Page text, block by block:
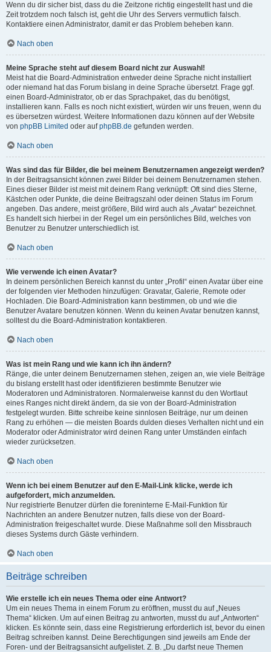
Wenn du dir sicher bist, dass du die Zeitzone richtig eingestellt hast und die
Zeit trotzdem noch falsch ist, geht die Uhr des Servers vermutlich falsch.
Kontaktiere einen Administrator, damit er das Problem beheben kann.
Nach oben
Meine Sprache steht auf diesem Board nicht zur Auswahl!
Meist hat die Board-Administration entweder deine Sprache nicht installiert
oder niemand hat das Forum bislang in deine Sprache übersetzt. Frage ggf.
einen Board-Administrator, ob er das Sprachpaket, das du benötigst,
installieren kann. Falls es noch nicht existiert, würden wir uns freuen, wenn du
es übersetzen würdest. Weitere Informationen dazu können auf der Website
von phpBB Limited oder aufphpBB.de gefunden werden.
Nach oben
Was sind das für Bilder, die bei meinem Benutzernamen angezeigt werden?
In der Beitragsansicht können zwei Bilder bei deinem Benutzernamen stehen.
Eines dieser Bilder ist meist mit deinem Rang verknüpft: Oft sind dies Sterne,
Kästchen oder Punkte, die deine Beitragszahl oder deinen Status im Forum
angeben. Das andere, meist größere, Bild wird auch als „Avatar“ bezeichnet.
Es handelt sich hierbei in der Regel um ein persönliches Bild, welches von
Benutzer zu Benutzer unterschiedlich ist.
Nach oben
Wie verwende ich einen Avatar?
In deinem persönlichen Bereich kannst du unter „Profil“ einen Avatar über eine
der folgenden vier Methoden hinzufügen: Gravatar, Galerie, Remote oder
Hochladen. Die Board-Administration kann bestimmen, ob und wie die
Benutzer Avatare benutzen können. Wenn du keinen Avatar benutzen kannst,
solltest du die Board-Administration kontaktieren.
Nach oben
Was ist mein Rang und wie kann ich ihn ändern?
Ränge, die unter deinem Benutzernamen stehen, zeigen an, wie viele Beiträge
du bislang erstellt hast oder identifizieren bestimmte Benutzer wie
Moderatoren und Administratoren. Normalerweise kannst du den Wortlaut
eines Ranges nicht direkt ändern, da sie von der Board-Administration
festgelegt wurden. Bitte schreibe keine sinnlosen Beiträge, nur um deinen
Rang zu erhöhen — die meisten Boards dulden dieses Verhalten nicht und ein
Moderator oder Administrator wird deinen Rang unter Umständen einfach
wieder zurücksetzen.
Nach oben
Wenn ich bei einem Benutzer auf den E-Mail-Link klicke, werde ich
aufgefordert, mich anzumelden.
Nur registrierte Benutzer dürfen die foreninterne E-Mail-Funktion für
Nachrichten an andere Benutzer nutzen, falls diese von der Board-
Administration freigeschaltet wurde. Diese Maßnahme soll den Missbrauch
dieses Systems durch Gäste verhindern.
Nach oben
Beiträge schreiben
Wie erstelle ich ein neues Thema oder eine Antwort?
Um ein neues Thema in einem Forum zu eröffnen, musst du auf „Neues
Thema“ klicken. Um auf einen Beitrag zu antworten, musst du auf „Antworten“
klicken. Es könnte sein, dass eine Registrierung erforderlich ist, bevor du einen
Beitrag schreiben kannst. Deine Berechtigungen sind jeweils am Ende der
Foren- und der Beitragsansicht aufgelistet. Z. B. „Du darfst neue Themen